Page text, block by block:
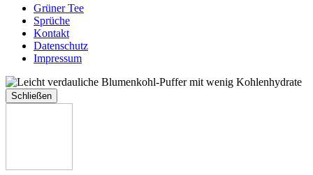
Grüner Tee
Sprüche
Kontakt
Datenschutz
Impressum
Schließen